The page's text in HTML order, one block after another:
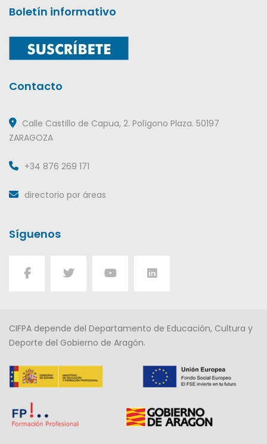
Boletín informativo
Contacto
Calle Castillo de Capua, 2. Polígono Plaza. 50197
ZARAGOZA
+34 876 269 171
directorio por áreas
Síguenos
CIFPA depende del Departamento de Educación, Cultura y
Deporte del Gobierno de Aragón.